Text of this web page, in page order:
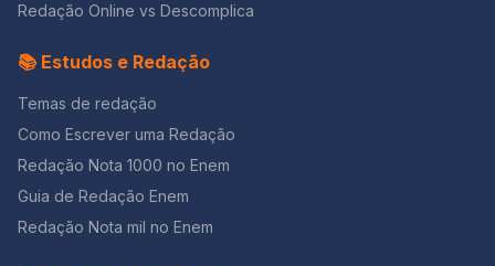
Redação Online vs Descomplica
📚 Estudos e Redação
Temas de redação
Como Escrever uma Redação
Redação Nota 1000 no Enem
Guia de Redação Enem
Redação Nota mil no Enem